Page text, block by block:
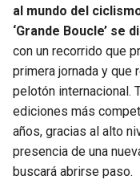
FALCONS
PANTHERS
SAINTS
TRAIL BLAZERS
al mundo del
‘Grande Boucle’ se
con un recorrido que
primera jornada y que
pelotón internacional.
ediciones más
años, gracias al alto
presencia de una
buscará abrirse paso.